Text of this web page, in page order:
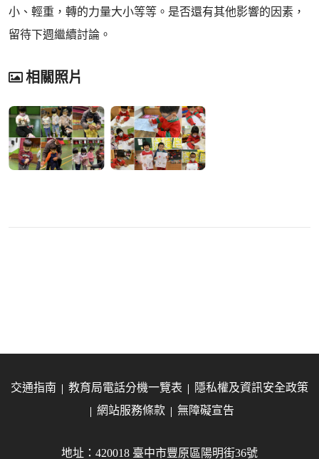
小、輕重，轉的力量大小等等。是否還有其他影響的因素，
留待下週繼續討論。
相關照片
交通指南 教育局電話分機一覽表
隱私權及資訊安全政策
網站服務條款
無障礙宣告
地址：420018 臺中市豐原區陽明街36號